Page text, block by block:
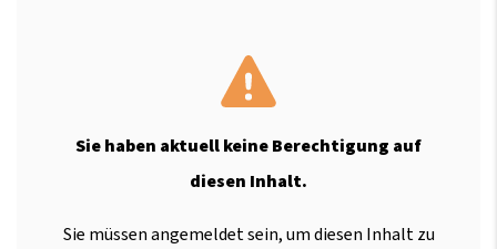
Sie haben aktuell keine Berechtigung auf
diesen Inhalt.
Sie müssen angemeldet sein, um diesen Inhalt zu